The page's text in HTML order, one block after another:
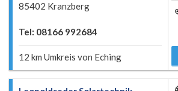
85402 Kranzberg
Tel: 08166 992684
12 km Umkreis von Eching